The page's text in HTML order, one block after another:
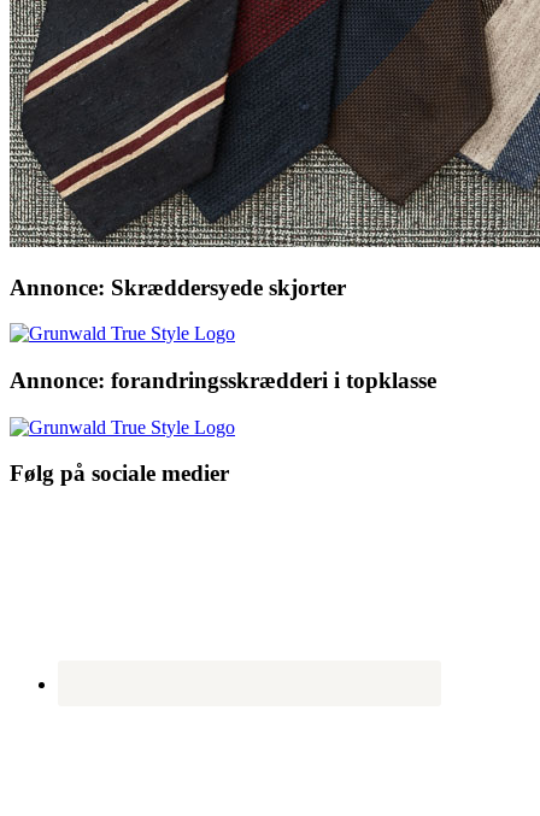
Annonce: Skræddersyede skjorter
Annonce: forandringsskrædderi i topklasse
Følg på sociale medier